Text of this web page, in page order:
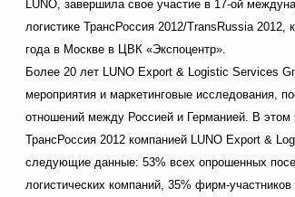
LUNO, завершила свое участие в 17-ой
логистике ТрансРоссия 2012/TransRussia 2012,
года в Москве в ЦВК «Экспоцентр».
Более 20 лет LUNO Export & Logistic Services
мероприятия и маркетинговые исследования,
отношений между Россией и Германией. В этом
ТрансРоссия 2012 компанией LUNO Export &
следующие данные: 53% всех опрошенных
логистических компаний, 35% фирм-